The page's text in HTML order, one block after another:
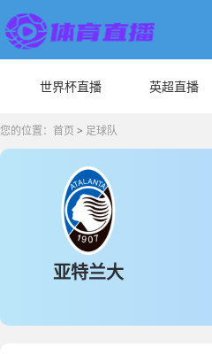
世界杯直播 英超直播
您的位置： 首页 > 足球队
亚特兰大